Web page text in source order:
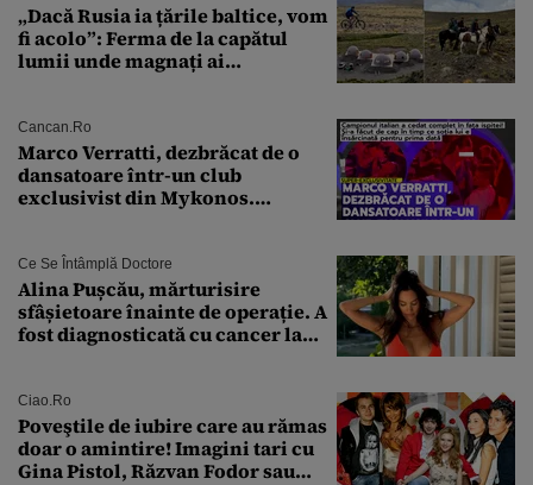
„Dacă Rusia ia țările baltice, vom
fi acolo”: Ferma de la capătul
lumii unde magnați ai
Cancan.ro
Marco Verratti, dezbrăcat de o
dansatoare într-un club
exclusivist din Mykonos.
Ce Se Întâmplă Doctore
Alina Pușcău, mărturisire
sfâșietoare înainte de operație. A
fost diagnosticată cu cancer la
îmi salvez viața”
Ciao.ro
Poveştile de iubire care au rămas
doar o amintire! Imagini tari cu
Gina Pistol, Răzvan Fodor sau